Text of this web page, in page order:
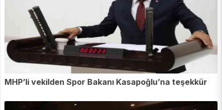
MHP’li vekilden Spor Bakanı Kasapoğlu’na teşekkür